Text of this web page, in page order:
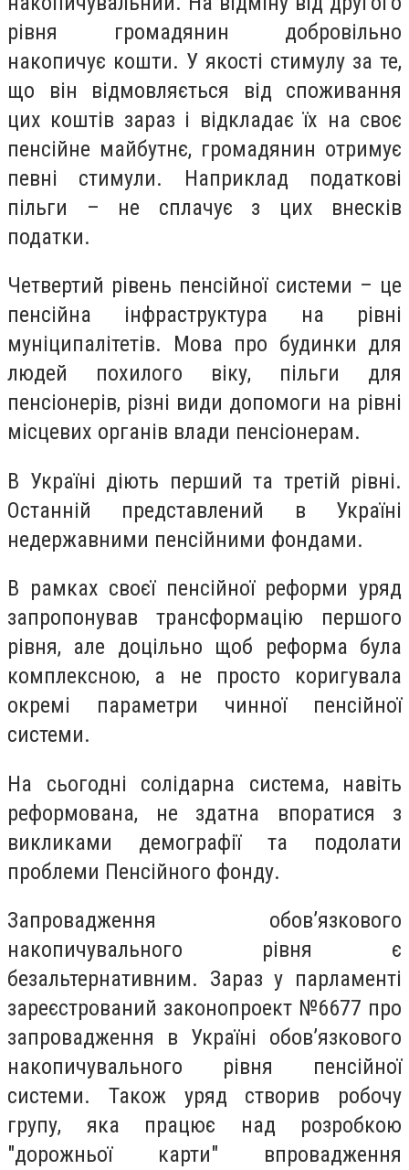
рівня громадянин добровільно
накопичує кошти. У якості стимулу за те,
що він відмовляється від споживання
цих коштів зараз і відкладає їх на своє
пенсійне майбутнє, громадянин отримує
певні стимули. Наприклад податкові
пільги – не сплачує з цих внесків
податки.
Четвертий рівень пенсійної системи – це
пенсійна інфраструктура на рівні
муніципалітетів. Мова про будинки для
людей похилого віку, пільги для
пенсіонерів, різні види допомоги на рівні
місцевих органів влади пенсіонерам.
В Україні діють перший та третій рівні.
Останній представлений в Україні
недержавними пенсійними фондами.
В рамках своєї пенсійної реформи уряд
запропонував трансформацію першого
рівня, але доцільно щоб реформа була
комплексною, а не просто коригувала
окремі параметри чинної пенсійної
системи.
На сьогодні солідарна система, навіть
реформована, не здатна впоратися з
викликами демографії та подолати
проблеми Пенсійного фонду.
Запровадження обов’язкового
накопичувального рівня є
безальтернативним. Зараз у парламенті
зареєстрований законопроект №6677 про
запровадження в Україні обов’язкового
накопичувального рівня пенсійної
системи. Також уряд створив робочу
групу, яка працює над розробкою
"дорожньої карти" впровадження